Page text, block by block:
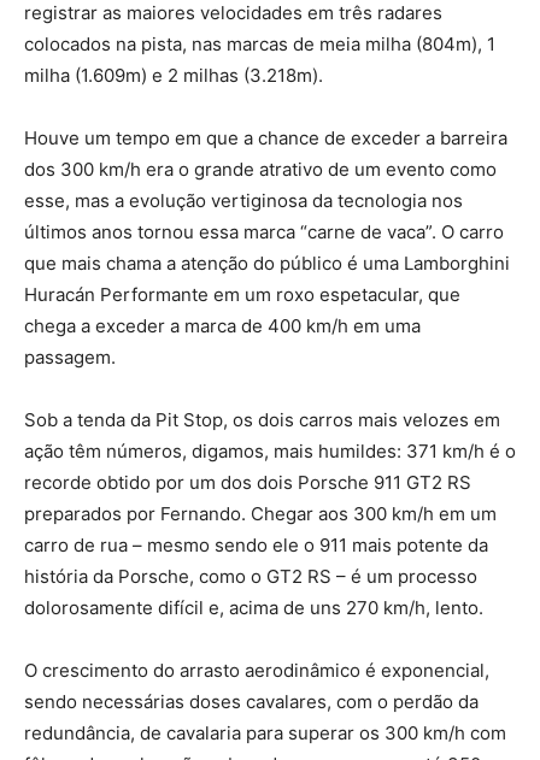
registrar as maiores velocidades em três radares
colocados na pista, nas marcas de meia milha (804m), 1
milha (1.609m) e 2 milhas (3.218m).
Houve um tempo em que a chance de exceder a barreira
dos 300 km/h era o grande atrativo de um evento como
esse, mas a evolução vertiginosa da tecnologia nos
últimos anos tornou essa marca “carne de vaca”. O carro
que mais chama a atenção do público é uma Lamborghini
Huracán Performante em um roxo espetacular, que
chega a exceder a marca de 400 km/h em uma
passagem.
Sob a tenda da Pit Stop, os dois carros mais velozes em
ação têm números, digamos, mais humildes: 371 km/h é o
recorde obtido por um dos dois Porsche 911 GT2 RS
preparados por Fernando. Chegar aos 300 km/h em um
carro de rua – mesmo sendo ele o 911 mais potente da
história da Porsche, como o GT2 RS – é um processo
dolorosamente difícil e, acima de uns 270 km/h, lento.
O crescimento do arrasto aerodinâmico é exponencial,
sendo necessárias doses cavalares, com o perdão da
redundância, de cavalaria para superar os 300 km/h com